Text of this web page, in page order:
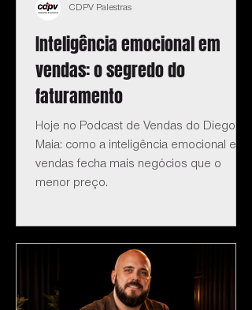
Inteligência emocional em
vendas: o segredo do
faturamento
Hoje no Podcast de Vendas do Diego
Maia: como a inteligência emocional em
vendas fecha mais negócios que o
menor preço.
CDPV Palestras